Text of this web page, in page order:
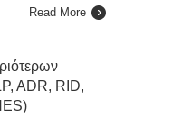
Read More
ADR, RID,